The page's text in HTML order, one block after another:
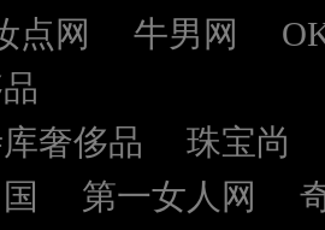
点网 牛男网
奢侈品
珠宝尚
第一女人网